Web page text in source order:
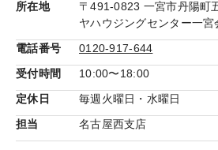
所在地
〒491-0823 一宮市丹陽町
ヤハウジングセンター一宮
電話番号
0120-917-644
受付時間
10:00〜18:00
定休日
毎週火曜日・水曜日
担当
名古屋西支店